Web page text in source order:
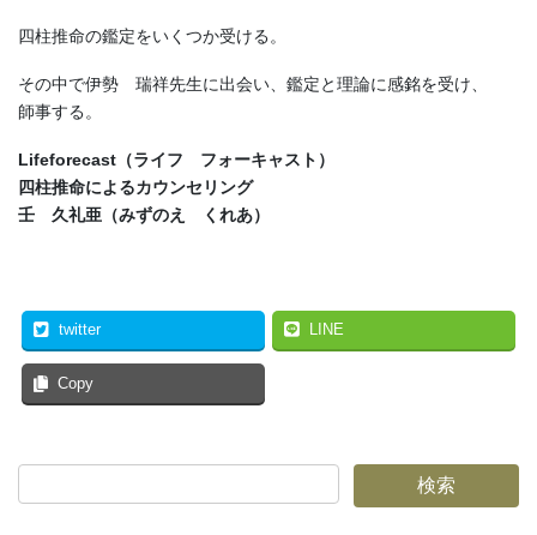
四柱推命の鑑定をいくつか受ける。
その中で伊勢 瑞祥先生に出会い、鑑定と理論に感銘を受け、
師事する。
Lifeforecast（ライフ フォーキャスト）
四柱推命によるカウンセリング
壬 久礼亜（みずのえ くれあ）
twitter LINE
Copy